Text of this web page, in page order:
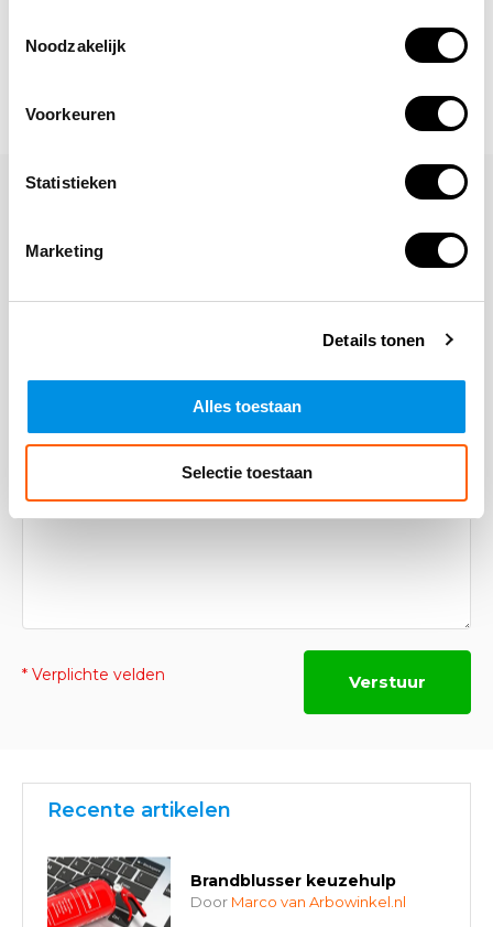
Noodzakelijk
Voorkeuren
Statistieken
Marketing
Details tonen
Alles toestaan
Selectie toestaan
Laat een reactie achter
Naam
*Uw e-mailadres wordt niet gepubliceerd
Opmerking
* Verplichte velden Verstuur
Recente artikelen
Brandblusser keuzehulp
Door Marco van Arbowinkel.nl